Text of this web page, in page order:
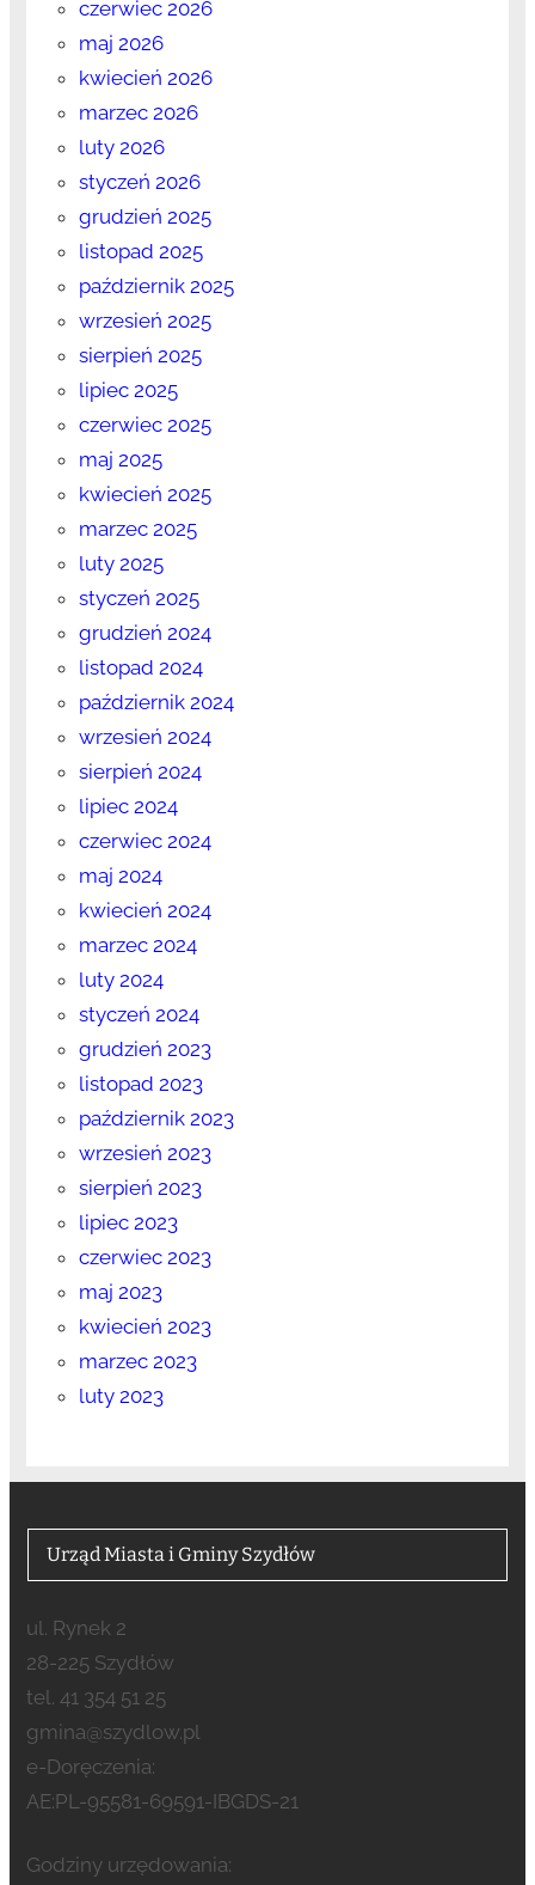
czerwiec 2026
maj 2026
kwiecień 2026
marzec 2026
luty 2026
styczeń 2026
grudzień 2025
listopad 2025
październik 2025
wrzesień 2025
sierpień 2025
lipiec 2025
czerwiec 2025
maj 2025
kwiecień 2025
marzec 2025
luty 2025
styczeń 2025
grudzień 2024
listopad 2024
październik 2024
wrzesień 2024
sierpień 2024
lipiec 2024
czerwiec 2024
maj 2024
kwiecień 2024
marzec 2024
luty 2024
styczeń 2024
grudzień 2023
listopad 2023
październik 2023
wrzesień 2023
sierpień 2023
lipiec 2023
czerwiec 2023
maj 2023
kwiecień 2023
marzec 2023
luty 2023
Urząd Miasta i Gminy Szydłów
ul. Rynek 2
28-225 Szydłów
tel. 41 354 51 25
gmina@szydlow.pl
e-Doręczenia:
AE:PL-95581-69591-IBGDS-21
Godziny urzędowania: